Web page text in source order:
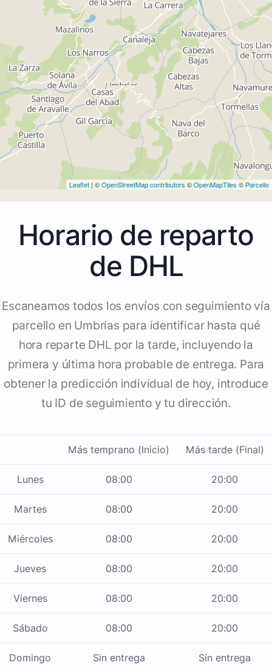
Leaflet | ©OpenStreetMap contributors ©OpenMapTiles © Parcello
Horario de reparto
de DHL
Escaneamos todos los envíos con seguimiento vía
parcello en Umbrias para identificar hasta qué
hora reparte DHL por la tarde, incluyendo la
primera y última hora probable de entrega. Para
obtener la predicción individual de hoy, introduce
tu ID de seguimiento y tu dirección.
Más temprano (Inicio) Más tarde (Final)
Lunes 08:00 20:00
Martes 08:00 20:00
Miércoles 08:00 20:00
Jueves 08:00 20:00
Viernes 08:00 20:00
Sábado 08:00 20:00
Domingo Sin entrega Sin entrega